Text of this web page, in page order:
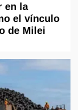
en la
el vínculo
de Milei